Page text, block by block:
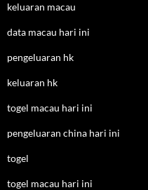
keluaran macau
data macau hari ini
pengeluaran hk
keluaran hk
togel macau hari ini
pengeluaran china hari ini
togel
togel macau hari ini